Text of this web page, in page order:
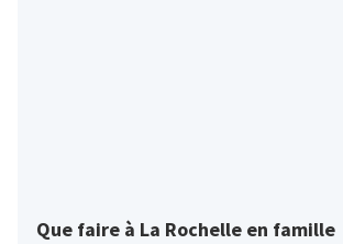
Que faire à La Rochelle en famille